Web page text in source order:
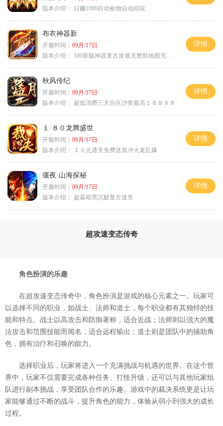
版本介绍：
日赚1000自动捡物自动回収
布衣神器新
开服时间： 09月/17日
版本介绍：
180新版神器复古攻速无赞助地图无排行
详情
秋风传纪
开服时间： 09月/17日
版本介绍：
超低消费三天合区沙奖最高１８８８８
详情
１·８０龙腾盛世
开服时间： 09月/17日
版本介绍：
１０元通关免费送首冲火龙乱爆
详情
僵夜·山海探秘
开服时间： 09月/17日
版本介绍：
盗墓暗黑沉默复古迷失
详情
超攻速变态传奇
角色扮演的乐趣
在超攻速变态传奇中，角色扮演是游戏的核心元素之一。玩家可
以选择不同的职业，如战士、法师和道士，每个职业都有其独特的技
能和特点。战士以高攻击和防御著称，适合近战；法师则以强大的魔
法攻击和范围技能而闻名，适合远程输出；道士则是团队中的辅助角
色，拥有治疗和召唤的能力。
选择职业后，玩家将进入一个充满挑战与机遇的世界。在这个世
界中，玩家不仅需要完成各种任务、打怪升级，还可以与其他玩家组
队进行副本挑战，享受团队合作的乐趣。游戏中的裁决系统更是让玩
家能够通过不断的战斗，提升角色的能力，体验从弱小到强大的成长
过程。